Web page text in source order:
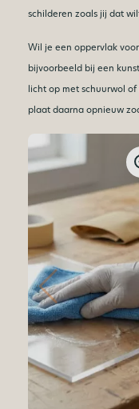
schilderen zoals jij dat
Wil je een oppervlak
bijvoorbeeld bij een
licht op met schuurwol
plaat daarna opnieuw